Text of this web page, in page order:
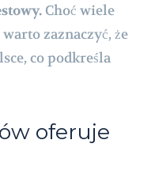
Choć wiele
zaznaczyć, że
co podkreśla
oferuje